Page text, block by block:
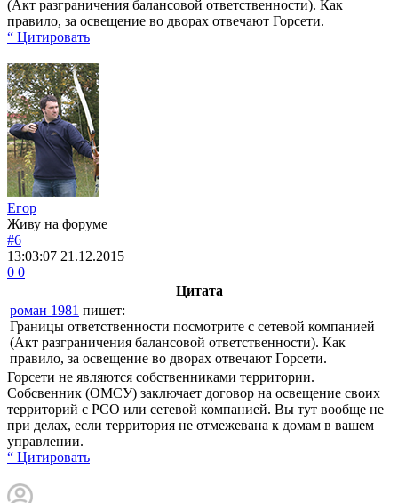
(Акт разграничения балансовой ответственности). Как
правило, за освещение во дворах отвечают Горсети.
“ Цитировать
Егор
Живу на форуме
#6
13:03:07 21.12.2015
0 0
Цитата
роман 1981 пишет:
Границы ответственности посмотрите с сетевой компанией
(Акт разграничения балансовой ответственности). Как
правило, за освещение во дворах отвечают Горсети.
Горсети не являются собственниками территории.
Собсвенник (ОМСУ) заключает договор на освещение своих
территорий с РСО или сетевой компанией. Вы тут вообще не
при делах, если территория не отмежевана к домам в вашем
управлении.
“ Цитировать